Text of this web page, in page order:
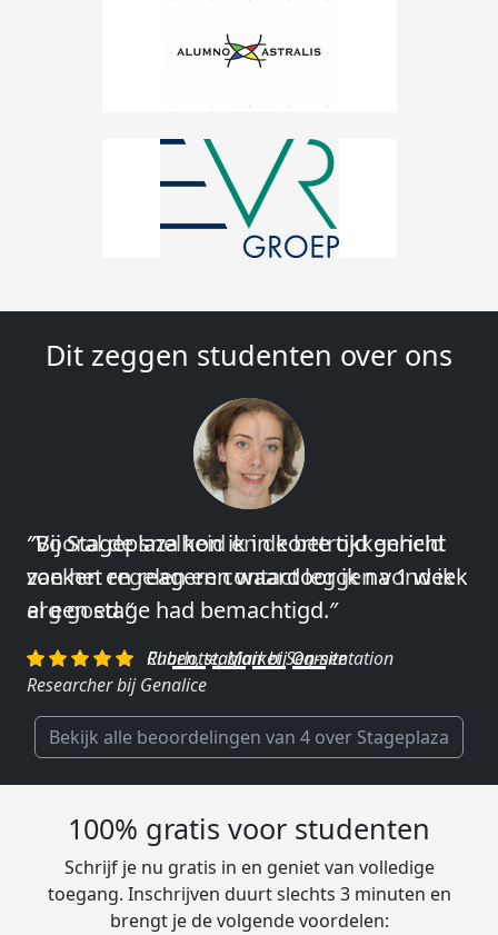
Dit zeggen studenten over ons
″Vooral de snelheid en de betrokkenheid
van het regelen en contact leggen vond ik
erg goed.″
Charlotte, Market Segmentation
Researcher bij Genalice
Bekijk alle beoordelingen van 4 over Stageplaza
100% gratis voor studenten
Schrijf je nu gratis in en geniet van volledige
toegang. Inschrijven duurt slechts 3 minuten en
brengt je de volgende voordelen: